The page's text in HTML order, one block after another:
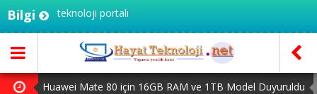
Bilgiteknoloji portalı
Huawei Mate 80 için 16GB RAM ve 1TB Model Duyuruldu